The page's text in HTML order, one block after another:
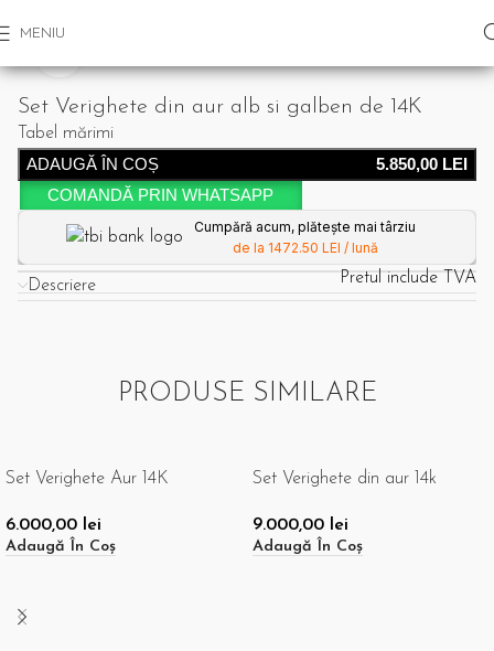
MENIU
Set Verighete din aur alb si galben de 14K
Tabel mărimi
5.850,00 LEI
ADAUGĂ ÎN COȘ
Cumpără acum, plătește mai târziu
de la 1472.50 LEI / lună
COMANDĂ PRIN WHATSAPP
Pretul include TVA
Descriere
PRODUSE SIMILARE
Set Verighete Aur 14K
6.000,00 lei
Adaugă În Coș
Set Verighete din aur 14k
9.000,00 lei
Adaugă În Coș